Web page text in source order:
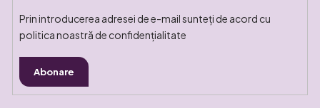
Prin introducerea adresei de e-mail sunteți de acord cu
politica noastră de confidențialitate
Abonare